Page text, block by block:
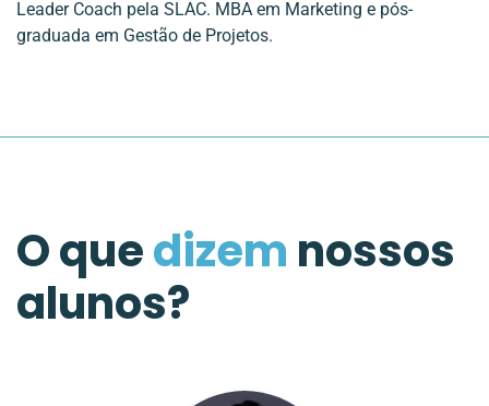
Leader Coach pela SLAC. MBA em Marketing e pós-
graduada em Gestão de Projetos.
O quedizem nossos
alunos?